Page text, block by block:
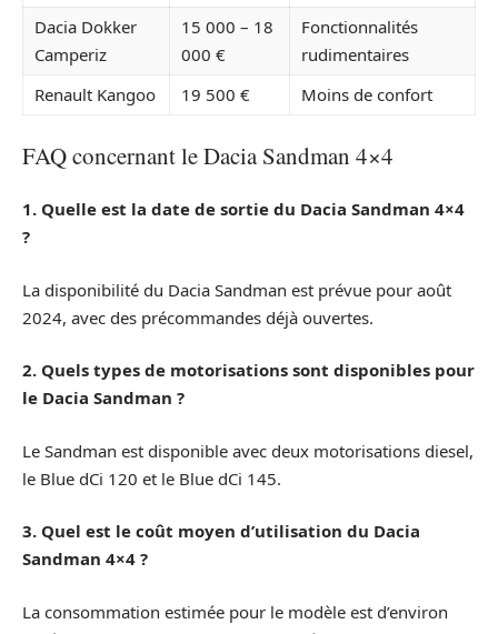
Dacia Dokker
Camperiz
15 000 – 18
000 €
Fonctionnalités
rudimentaires
Renault Kangoo
19 500 € Moins de confort
FAQ concernant le Dacia Sandman 4×4
1. Quelle est la date de sortie du Dacia Sandman 4×4
?
La disponibilité du Dacia Sandman est prévue pour août
2024, avec des précommandes déjà ouvertes.
2. Quels types de motorisations sont disponibles pour
le Dacia Sandman ?
Le Sandman est disponible avec deux motorisations diesel,
le Blue dCi 120 et le Blue dCi 145.
3. Quel est le coût moyen d’utilisation du Dacia
Sandman 4×4 ?
La consommation estimée pour le modèle est d’environ